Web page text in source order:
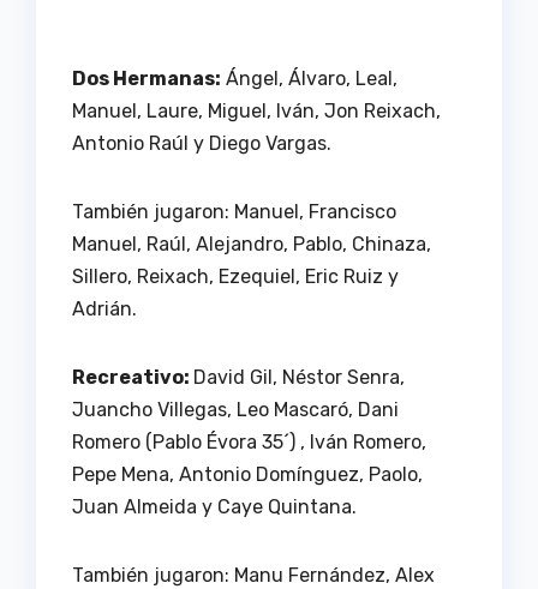
Dos Hermanas: Ángel, Álvaro, Leal,
Manuel, Laure, Miguel, Iván, Jon Reixach,
Antonio Raúl y Diego Vargas.
También jugaron: Manuel, Francisco
Manuel, Raúl, Alejandro, Pablo, Chinaza,
Sillero, Reixach, Ezequiel, Eric Ruiz y
Adrián.
Recreativo: David Gil, Néstor Senra,
Juancho Villegas, Leo Mascaró, Dani
Romero (Pablo Évora 35´) , Iván Romero,
Pepe Mena, Antonio Domínguez, Paolo,
Juan Almeida y Caye Quintana.
También jugaron: Manu Fernández, Alex